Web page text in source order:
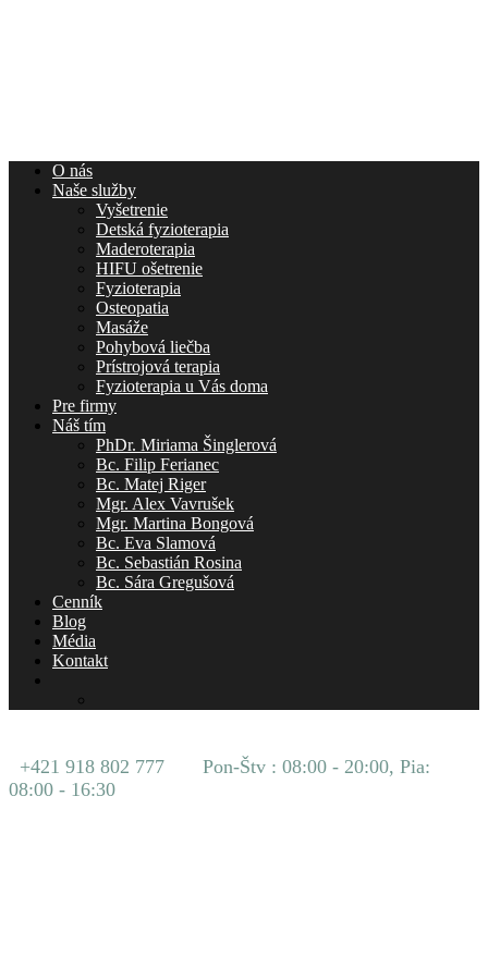
O nás
Naše služby
Vyšetrenie
Detská fyzioterapia
Maderoterapia
HIFU ošetrenie
Fyzioterapia
Osteopatia
Masáže
Pohybová liečba
Prístrojová terapia
Fyzioterapia u Vás doma
Pre firmy
Náš tím
PhDr. Miriama Šinglerová
Bc. Filip Ferianec
Bc. Matej Riger
Mgr. Alex Vavrušek
Mgr. Martina Bongová
Bc. Eva Slamová
Bc. Sebastián Rosina
Bc. Sára Gregušová
Cenník
Blog
Média
Kontakt
+421 918 802 777
Pon-Štv : 08:00 - 20:00, Pia:
08:00 - 16:30